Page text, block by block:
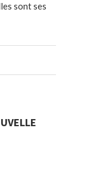
sont ses